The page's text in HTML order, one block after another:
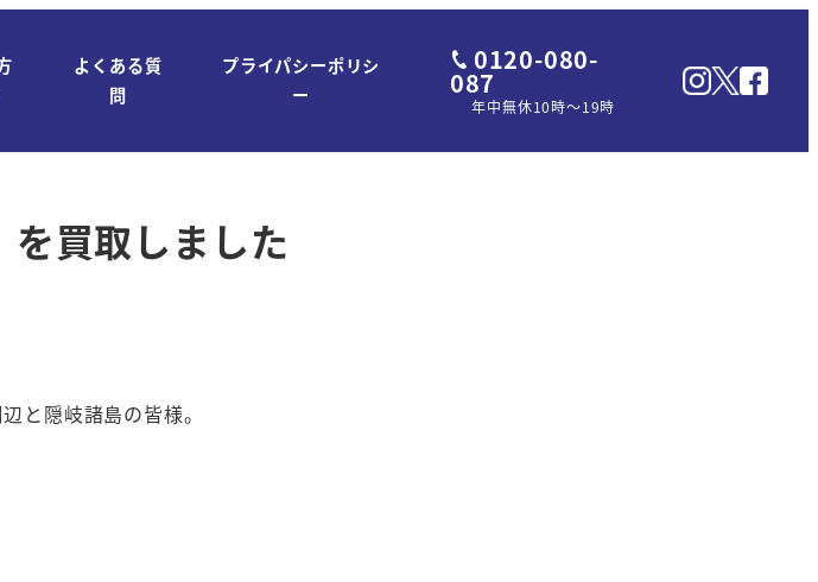
よくある質
問
プライパシーポリシ
ー
0120-080-
087
年中無休10時～19時
買取しました
と隠岐諸島の皆様。